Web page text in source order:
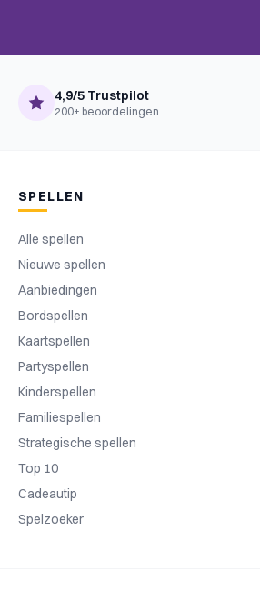
4,9/5 Trustpilot
200+ beoordelingen
SPELLEN
Alle spellen
Nieuwe spellen
Aanbiedingen
Bordspellen
Kaartspellen
Partyspellen
Kinderspellen
Familiespellen
Strategische spellen
Top 10
Cadeautip
Spelzoeker